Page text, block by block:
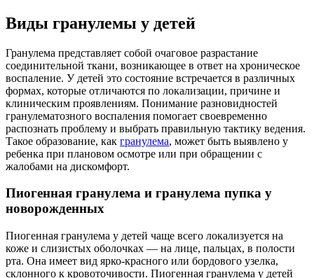
Виды гранулемы у детей
Гранулема представляет собой очаговое разрастание
соединительной ткани, возникающее в ответ на хроническое
воспаление. У детей это состояние встречается в различных
формах, которые отличаются по локализации, причине и
клиническим проявлениям. Понимание разновидностей
гранулематозного воспаления помогает своевременно
распознать проблему и выбрать правильную тактику ведения.
Такое образование, как гранулема, может быть выявлено у
ребенка при плановом осмотре или при обращении с
жалобами на дискомфорт.
Пиогенная гранулема и гранулема пупка у
новорожденных
Пиогенная гранулема у детей чаще всего локализуется на
коже и слизистых оболочках — на лице, пальцах, в полости
рта. Она имеет вид ярко-красного или бордового узелка,
склонного к кровоточивости. Пиогенная гранулема у детей